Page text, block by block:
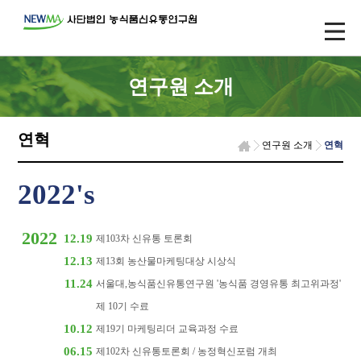
연구원 소개
연혁 연구원 소개 연혁
2022's
2022 12.19 제103차 신유통 토론회
12.13 제13회 농산물마케팅대상 시상식
11.24 서울대,농식품신유통연구원 '농식품 경영유통 최고위과정'
제 10기 수료
10.12 제19기 마케팅리더 교육과정 수료
06.15 제102차 신유통토론회 / 농정혁신포럼 개최